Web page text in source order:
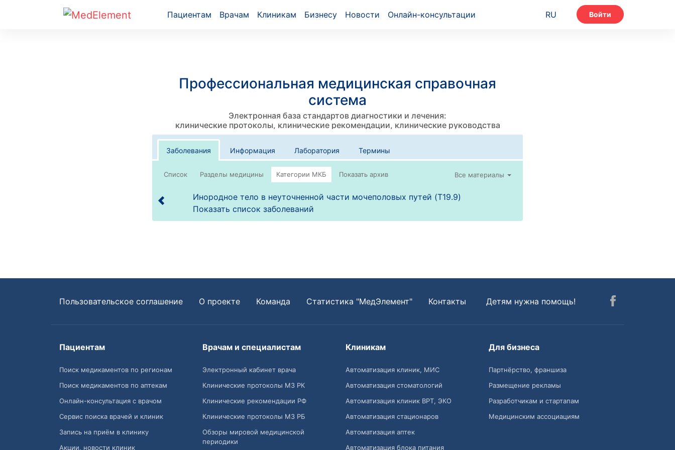
Пациентам Врачам Клиникам Бизнесу Новости Онлайн-консультации RU Войти
Профессиональная медицинская справочная
система
Электронная база стандартов диагностики и лечения:
клинические протоколы, клинические рекомендации, клинические руководства
Заболевания Информация Лаборатория Термины
Список Все материалы
Инородное тело в неуточненной части мочеполовых путей (T19.9)
Показать список заболеваний
Пользовательское соглашение О проекте Команда Статистика "МедЭлемент" Контакты Детям нужна помощь!
Пациентам
Поиск медикаментов по регионам
Поиск медикаментов по аптекам
Онлайн-консультация с врачом
Сервис поиска врачей и клиник
Запись на приём в клинику
Акции, новости клиник
Врачам и специалистам
Электронный кабинет врача
Клинические протоколы МЗ РК
Клинические рекомендации РФ
Клинические протоколы МЗ РБ
Обзоры мировой медицинской
периодики
Клиникам
Автоматизация клиник, МИС
Автоматизация стоматологий
Автоматизация клиник ВРТ, ЭКО
Автоматизация стационаров
Автоматизация аптек
Автоматизация блока питания
Для бизнеса
Партнёрство, франшиза
Размещение рекламы
Разработчикам и стартапам
Медицинским ассоциациям